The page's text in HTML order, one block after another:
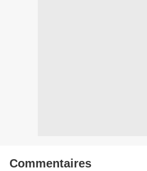
Commentaires